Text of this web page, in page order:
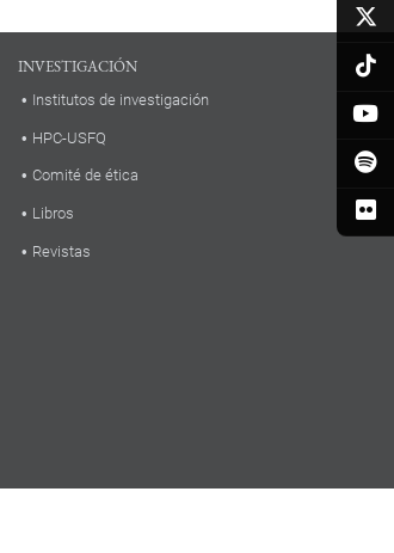
INVESTIGACIÓN
Institutos de investigación
HPC-USFQ
Comité de ética
Libros
Revistas